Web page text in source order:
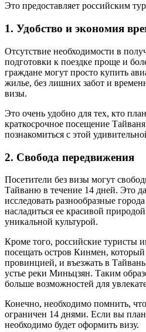
Это предоставляет российским
1. Удобство и экономия
Отсутствие необходимости в
подготовки к поездке проще и
граждане могут просто купить
жилье, без лишних забот и
визы.
Это очень удобно для тех, кто
краткосрочное посещение
познакомиться с этой
2. Свобода передвижения
Посетители без визы могут
Тайваню в течение 14 дней. Это
исследовать разнообразные
насладиться ее красивой
уникальной культурой.
Кроме того, российские туристы
посещать остров Кинмен, который
провинцией, и въезжать в
устье реки Миньцзян. Таким
больше возможностей для
Конечно, необходимо помнить,
ограничен 14 днями. Если вы
необходимо будет оформить визу.